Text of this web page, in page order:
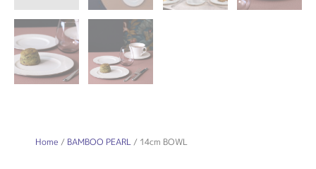
Home / BAMBOO PEARL / 14cm BOWL